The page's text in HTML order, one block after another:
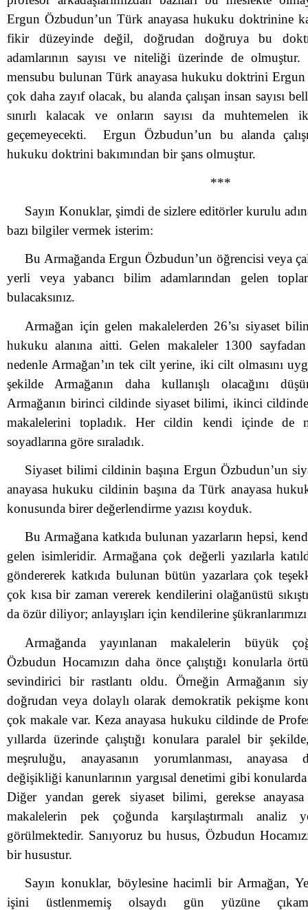
Ergun Özbudun’un Türk anayasa hukuku doktrinine
fikir düzeyinde değil, doğrudan doğruya bu
adamlarının sayısı ve niteliği üzerinde de olmuştur.
mensubu bulunan Türk anayasa hukuku doktrini Ergun
çok daha zayıf olacak, bu alanda çalışan insan sayısı
sınırlı kalacak ve onların sayısı da muhtemelen
geçemeyecekti. Ergun Özbudun’un bu alanda
hukuku doktrini bakımından bir şans olmuştur.
***
Sayın Konuklar, şimdi de sizlere editörler kurulu
bazı bilgiler vermek isterim:
Bu Armağanda Ergun Özbudun’un öğrencisi veya
yerli veya yabancı bilim adamlarından gelen
bulacaksınız.
Armağan için gelen makalelerden 26’sı siyaset
hukuku alanına aitti. Gelen makaleler 1300
nedenle Armağan’ın tek cilt yerine, iki cilt olmasını
şekilde Armağanın daha kullanışlı olacağını
Armağanın birinci cildinde siyaset bilimi, ikinci
makalelerini topladık. Her cildin kendi içinde de
soyadlarına göre sıraladık.
Siyaset bilimi cildinin başına Ergun Özbudun’un
anayasa hukuku cildinin başına da Türk anayasa
konusunda birer değerlendirme yazısı koyduk.
Bu Armağana katkıda bulunan yazarların hepsi,
gelen isimleridir. Armağana çok değerli yazılarla
göndererek katkıda bulunan bütün yazarlara çok
çok kısa bir zaman vererek kendilerini olağanüstü
da özür diliyor; anlayışları için kendilerine
Armağanda yayınlanan makalelerin büyük
Özbudun Hocamızın daha önce çalıştığı konularla
sevindirici bir rastlantı oldu. Örneğin Armağanın
doğrudan veya dolaylı olarak demokratik pekişme
çok makale var. Keza anayasa hukuku cildinde de
yıllarda üzerinde çalıştığı konulara paralel bir şekilde,
meşruluğu, anayasanın yorumlanması, anayasa
değişikliği kanunlarının yargısal denetimi gibi
Diğer yandan gerek siyaset bilimi, gerekse
makalelerin pek çoğunda karşılaştırmalı analiz
görülmektedir. Sanıyoruz bu husus, Özbudun
bir husustur.
Sayın konuklar, böylesine hacimli bir Armağan,
işini üstlenmemiş olsaydı gün yüzüne